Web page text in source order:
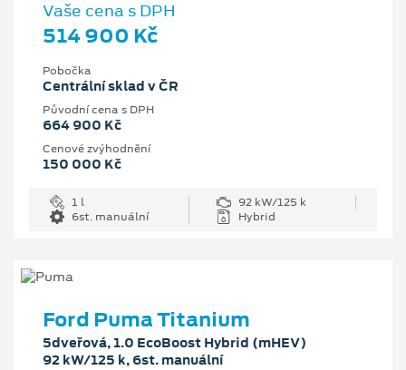
Vaše cena s DPH
514 900 Kč
Pobočka
Centrální sklad v ČR
Původní cena s DPH
664 900 Kč
Cenové zvýhodnění
150 000 Kč
1 l
92 kW/125 k
6st. manuální
Hybrid
Ford Puma Titanium
5dveřová, 1.0 EcoBoost Hybrid (mHEV)
92 kW/125 k, 6st. manuální